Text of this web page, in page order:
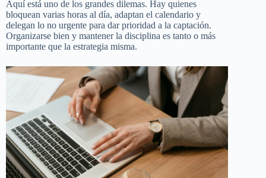
Aquí está uno de los grandes dilemas. Hay quienes
bloquean varias horas al día, adaptan el calendario y
delegan lo no urgente para dar prioridad a la captación.
Organizarse bien y mantener la disciplina es tanto o más
importante que la estrategia misma.